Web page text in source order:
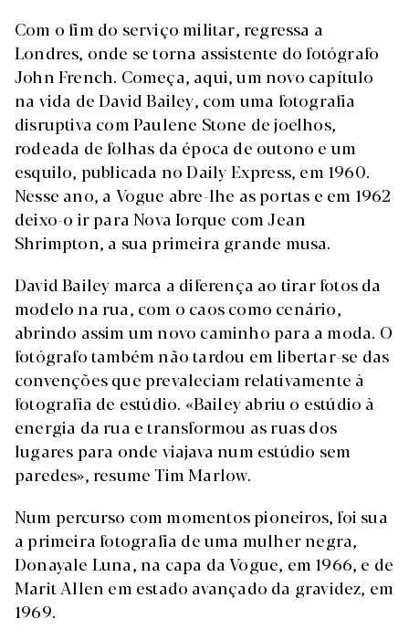
Com o fim do serviço militar, regressa a
Londres, onde se torna assistente do fotógrafo
John French. Começa, aqui, um novo capítulo
na vida de David Bailey, com uma fotografia
disruptiva com Paulene Stone de joelhos,
rodeada de folhas da época de outono e um
esquilo, publicada no Daily Express, em 1960.
Nesse ano, a Vogue abre-lhe as portas e em 1962
deixo-o ir para Nova Iorque com Jean
Shrimpton, a sua primeira grande musa.
David Bailey marca a diferença ao tirar fotos da
modelo na rua, com o caos como cenário,
abrindo assim um novo caminho para a moda. O
fotógrafo também não tardou em libertar-se das
convenções que prevaleciam relativamente à
fotografia de estúdio. «Bailey abriu o estúdio à
energia da rua e transformou as ruas dos
lugares para onde viajava num estúdio sem
paredes», resume Tim Marlow.
Num percurso com momentos pioneiros, foi sua
a primeira fotografia de uma mulher negra,
Donayale Luna, na capa da Vogue, em 1966, e de
Marit Allen em estado avançado da gravidez, em
1969.